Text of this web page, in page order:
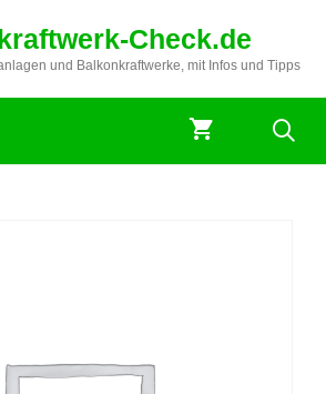
Check.de
und Balkonkraftwerke, mit Infos und Tipps